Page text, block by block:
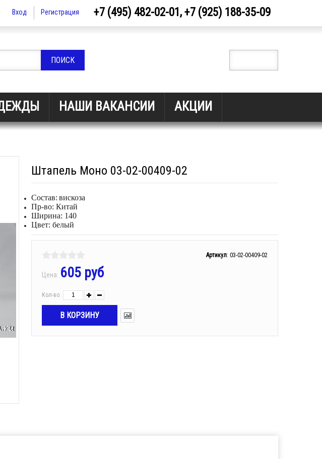
+7 (495) 482-02-01, +7 (925) 188-35-09
Вход Регистрация
НАШИ ВАКАНСИИ АКЦИИ
Штапель Моно 03-02-00409-02
Состав: вискоза
Пр-во: Китай
Ширина: 140
Цвет: белый
Артикул: 03-02-00409-02
Цена: 605 руб
Кол-во: